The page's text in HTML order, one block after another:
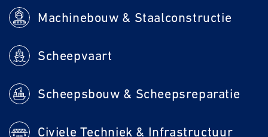
Machinebouw & Staalconstructie
Scheepvaart
Scheepsbouw & Scheepsreparatie
Civiele Techniek & Infrastructuur